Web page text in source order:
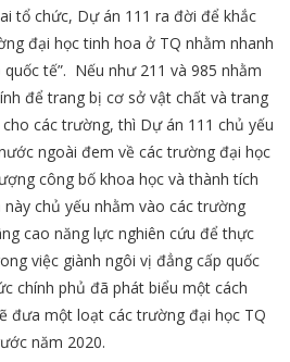
tổ chức, Dự án 111 ra đời để khắc
đại học tinh hoa ở TQ nhằm nhanh
tế”. Nếu như 211 và 985 nhằm
để trang bị cơ sở vật chất và trang
các trường, thì Dự án 111 chủ yếu
ngoài đem về các trường đại học
công bố khoa học và thành tích
này chủ yếu nhằm vào các trường
cao năng lực nghiên cứu để thực
việc giành ngôi vị đẳng cấp quốc
chính phủ đã phát biểu một cách
đưa một loạt các trường đại học TQ
năm 2020.